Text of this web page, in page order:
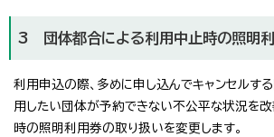
3 団体都合による利用中止時の照明
利用申込の際、多めに申し込んでキャンセルす
用したい団体が予約できない不公平な状況を改
時の照明利用券の取り扱いを変更します。